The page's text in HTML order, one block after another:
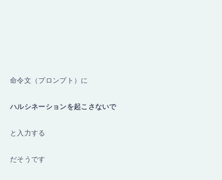
命令文（プロンプト）に
ハルシネーションを起こさないで
と入力する
だそうです